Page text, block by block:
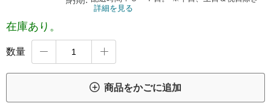
詳細を見る
在庫あり。
数量  
 商品をかごに追加